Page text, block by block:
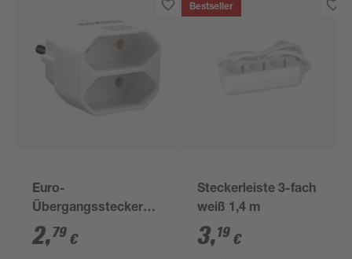
Euro-
Übergangsstecker
weiß 2-fach
2,79 €
Bestseller
Steckerleiste 3-fach
weiß 1,4 m
3,19 €